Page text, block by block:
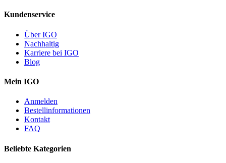
Kundenservice
Über IGO
Nachhaltig
Karriere bei IGO
Blog
Mein IGO
Anmelden
Bestellinformationen
Kontakt
FAQ
Beliebte Kategorien